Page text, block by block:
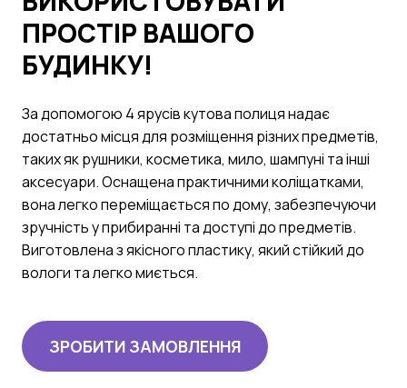
ПРОСТІР ВАШОГО
БУДИНКУ!
За допомогою 4 ярусів кутова полиця надає
достатньо місця для розміщення різних предметів,
таких як рушники, косметика, мило, шампуні та інші
аксесуари. Оснащена практичними коліщатками,
вона легко переміщається по дому, забезпечуючи
зручність у прибиранні та доступі до предметів.
Виготовлена ​​з якісного пластику, який стійкий до
вологи та легко миється.
ЗРОБИТИ ЗАМОВЛЕННЯ